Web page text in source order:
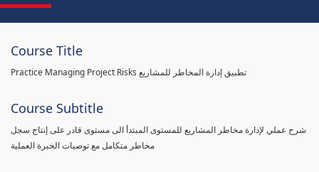
Course Title
Practice Managing Project Risks تطبيق إدارة المخاطر للمشاريع
Course Subtitle
شرح عملي لإدارة مخاطر المشاريع للمستوى المبتدأ الى مستوى قادر على إنتاج سجل
مخاطر متكامل مع توصيات الخبرة العملية